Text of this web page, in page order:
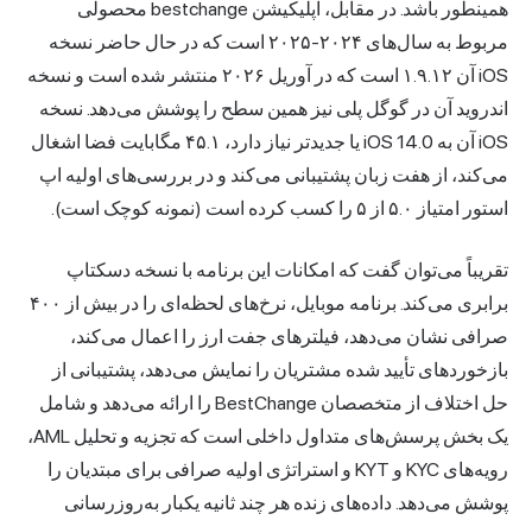
همینطور باشد. در مقابل، اپلیکیشن bestchange محصولی
مربوط به سال‌های ۲۰۲۴-۲۰۲۵ است که در حال حاضر نسخه
iOS آن ۱.۹.۱۲ است که در آوریل ۲۰۲۶ منتشر شده است و نسخه
اندروید آن در گوگل پلی نیز همین سطح را پوشش می‌دهد. نسخه
iOS آن به iOS 14.0 یا جدیدتر نیاز دارد، ۴۵.۱ مگابایت فضا اشغال
می‌کند، از هفت زبان پشتیبانی می‌کند و در بررسی‌های اولیه اپ
استور امتیاز ۵.۰ از ۵ را کسب کرده است (نمونه کوچک است).
تقریباً می‌توان گفت که امکانات این برنامه با نسخه دسکتاپ
برابری می‌کند. برنامه موبایل، نرخ‌های لحظه‌ای را در بیش از ۴۰۰
صرافی نشان می‌دهد، فیلترهای جفت ارز را اعمال می‌کند،
بازخوردهای تأیید شده مشتریان را نمایش می‌دهد، پشتیبانی از
حل اختلاف از متخصصان BestChange را ارائه می‌دهد و شامل
یک بخش پرسش‌های متداول داخلی است که تجزیه و تحلیل AML،
رویه‌های KYC و KYT و استراتژی اولیه صرافی برای مبتدیان را
پوشش می‌دهد. داده‌های زنده هر چند ثانیه یکبار به‌روزرسانی